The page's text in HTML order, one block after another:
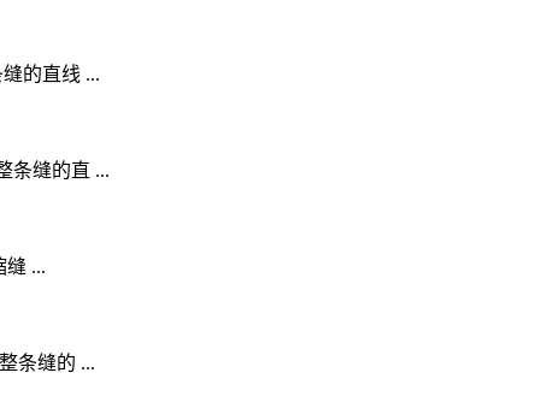
的直线 ...
条缝的直 ...
缝 ...
条缝的 ...